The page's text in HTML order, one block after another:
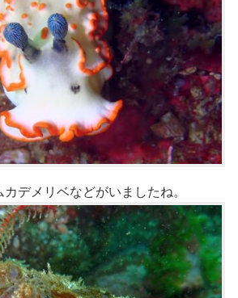
デメリベなどがいましたね。